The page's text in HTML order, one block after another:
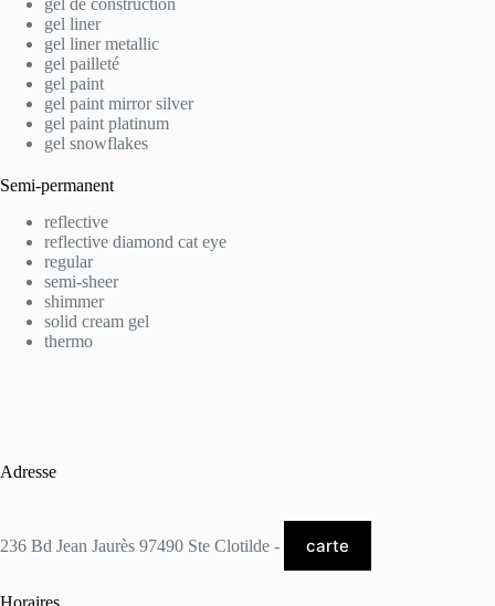
gel de construction
gel liner
gel liner metallic
gel pailleté
gel paint
gel paint mirror silver
gel paint platinum
gel snowflakes
Semi-permanent
reflective
reflective diamond cat eye
regular
semi-sheer
shimmer
solid cream gel
thermo
Adresse
236 Bd Jean Jaurès 97490 Ste Clotilde - carte
Horaires